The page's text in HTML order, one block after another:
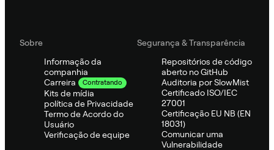
Sobre
Informação da
companhia
Carreira
Contratando
Kits de mídia
política de Privacidade
Termo de Acordo do
Usuário
Verificação de equipe
Segurança & Transparência
Repositórios de código
aberto no GitHub
Auditoria por SlowMist
Certificado ISO/IEC
27001
Certificação EU NB (EN
18031)
Comunicar uma
Vulnerabilidade